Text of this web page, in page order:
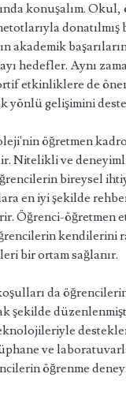
konuşalım. Okul,
akademik
hedefler. Aynı
etkinliklere de
yönlü gelişimini
öğretmen
Nitelikli ve
bireysel
en iyi şekilde
Öğrenci-öğretmen
kendilerini
bir ortam sağlanır.
da
şekilde
ve
öğrenme